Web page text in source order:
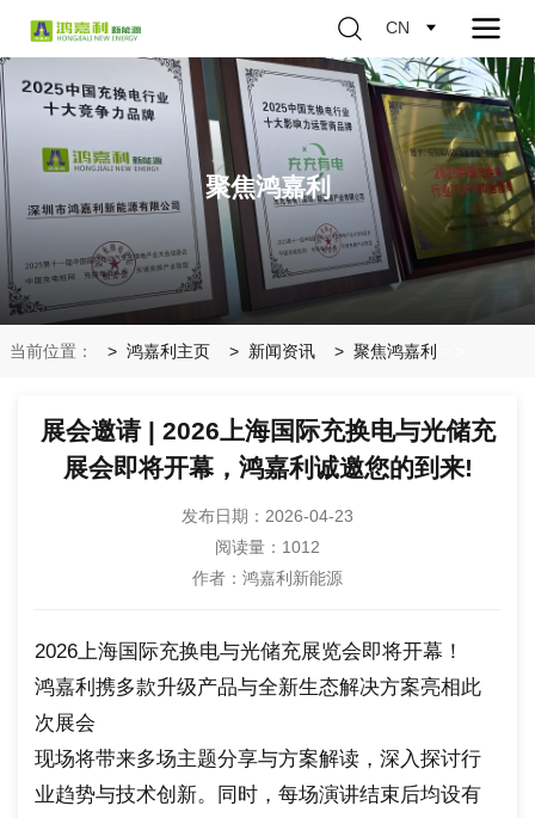
CN
聚焦鸿嘉利
当前位置： 鸿嘉利主页 新闻资讯 聚焦鸿嘉利
展会邀请 | 2026上海国际充换电与光储充
展会即将开幕，鸿嘉利诚邀您的到来!
发布日期：2026-04-23
阅读量： 1012
作者：鸿嘉利新能源
2026上海国际充换电与光储充展览会即将开幕！
鸿嘉利携多款升级产品与全新生态解决方案亮相此
次展会
现场将带来多场主题分享与方案解读，深入探讨行
业趋势与技术创新。同时，每场演讲结束后均设有